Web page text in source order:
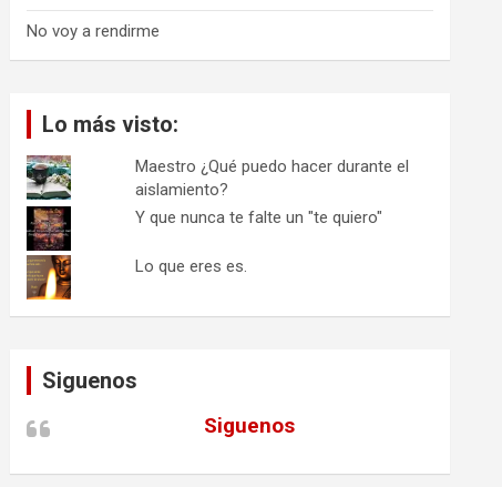
No voy a rendirme
Lo más visto:
Maestro ¿Qué puedo hacer durante el
aislamiento?
Y que nunca te falte un "te quiero"
Lo que eres es.
Siguenos
Siguenos